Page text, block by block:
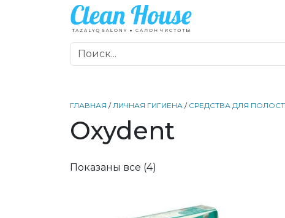
ГЛАВНАЯ /ЛИЧНАЯ ГИГИЕНА / СРЕДСТВА ДЛЯ
Oxydent
Показаны все (4)